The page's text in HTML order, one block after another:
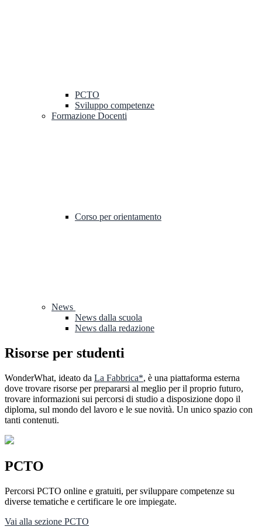
PCTO
Sviluppo competenze
Formazione Docenti
Corso per orientamento
News
News dalla scuola
News dalla redazione
Risorse per studenti
WonderWhat, ideato da La Fabbrica*, è una piattaforma esterna
dove trovare risorse per prepararsi al meglio per il proprio futuro,
trovare informazioni sui percorsi di studio a disposizione dopo il
diploma, sul mondo del lavoro e le sue novità. Un unico spazio con
tanti contenuti.
PCTO
Percorsi PCTO online e gratuiti, per sviluppare competenze su
diverse tematiche e certificare le ore impiegate.
Vai alla sezione PCTO